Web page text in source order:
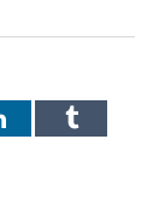
LinkedInTumblr